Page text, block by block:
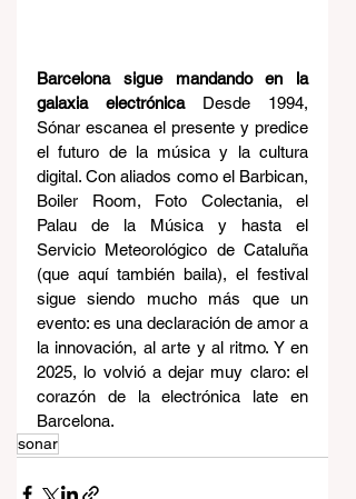
Barcelona sigue mandando en la
galaxia electrónica Desde 1994,
Sónar escanea el presente y predice
el futuro de la música y la cultura
digital. Con aliados como el Barbican,
Boiler Room, Foto Colectania, el
Palau de la Música y hasta el
Servicio Meteorológico de Cataluña
(que aquí también baila), el festival
sigue siendo mucho más que un
evento: es una declaración de amor a
la innovación, al arte y al ritmo. Y en
2025, lo volvió a dejar muy claro: el
corazón de la electrónica late en
Barcelona.
sonar